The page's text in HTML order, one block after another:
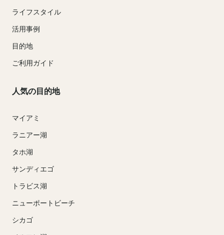
ライフスタイル
活用事例
目的地
ご利用ガイド
人気の目的地
マイアミ
ラニアー湖
タホ湖
サンディエゴ
トラビス湖
ニューポートビーチ
シカゴ